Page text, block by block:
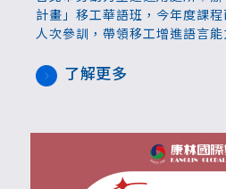
計畫」移工華語班，今年度課
人次參訓，帶領移工增進語言
了解更多